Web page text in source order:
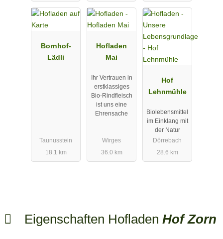
Bornhof-
Lädli
Taunusstein
18.1 km
Hofladen
Mai
Ihr Vertrauen in
erstklassiges
Bio-Rindfleisch
ist uns eine
Ehrensache
Wirges
36.0 km
Hof
Lehnmühle
Biolebensmittel
im Einklang mit
der Natur
Dörrebach
28.6 km
Eigenschaften Hofladen Hof Zorn